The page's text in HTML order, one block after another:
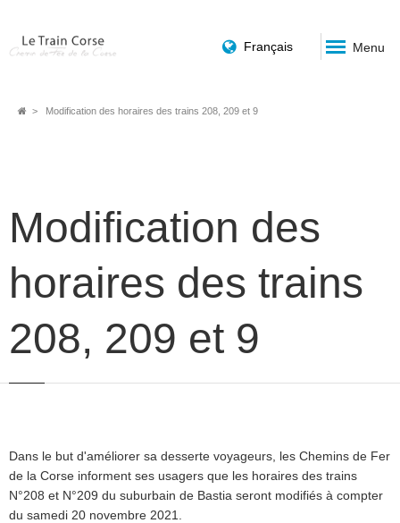
Français Menu
FilModification des horaires des trains 208, 209 et 9
Modification des
horaires des trains
208, 209 et 9
Dans le but d'améliorer sa desserte voyageurs, les Chemins de Fer
de la Corse informent ses usagers que les horaires des trains
N°208 et N°209 du suburbain de Bastia seront modifiés à compter
du samedi 20 novembre 2021.